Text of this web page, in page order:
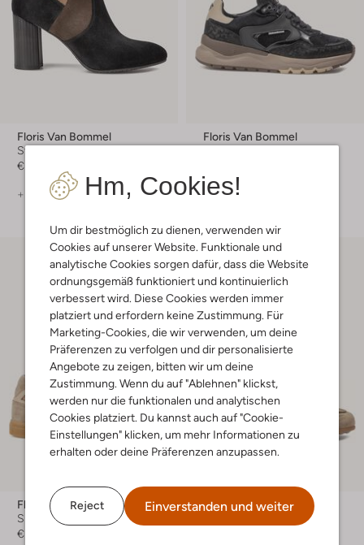
Hm, Cookies!
Um dir bestmöglich zu dienen, verwenden wir
Cookies auf unserer Website. Funktionale und
analytische Cookies sorgen dafür, dass die Website
ordnungsgemäß funktioniert und kontinuierlich
verbessert wird. Diese Cookies werden immer
platziert und erfordern keine Zustimmung. Für
Marketing-Cookies, die wir verwenden, um deine
Präferenzen zu verfolgen und dir personalisierte
Angebote zu zeigen, bitten wir um deine
Zustimmung. Wenn du auf "Ablehnen" klickst,
werden nur die funktionalen und analytischen
Cookies platziert. Du kannst auch auf "Cookie-
Einstellungen" klicken, um mehr Informationen zu
erhalten oder deine Präferenzen anzupassen.
Reject Einverstanden und weiter
Floris Van Bommel
Stiefeletten
€ 269,99
+ mehr farben
Floris Van Bommel
+ mehr farben
Floris Van Bommel
Sneaker Low
€ 249,99
Floris Van Bommel